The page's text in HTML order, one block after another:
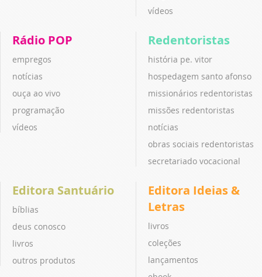
vídeos
Rádio POP
empregos
notícias
ouça ao vivo
programação
vídeos
Redentoristas
história pe. vitor
hospedagem santo afonso
missionários redentoristas
missões redentoristas
notícias
obras sociais redentoristas
secretariado vocacional
Editora Santuário
bíblias
deus conosco
livros
outros produtos
Editora Ideias &
Letras
livros
coleções
lançamentos